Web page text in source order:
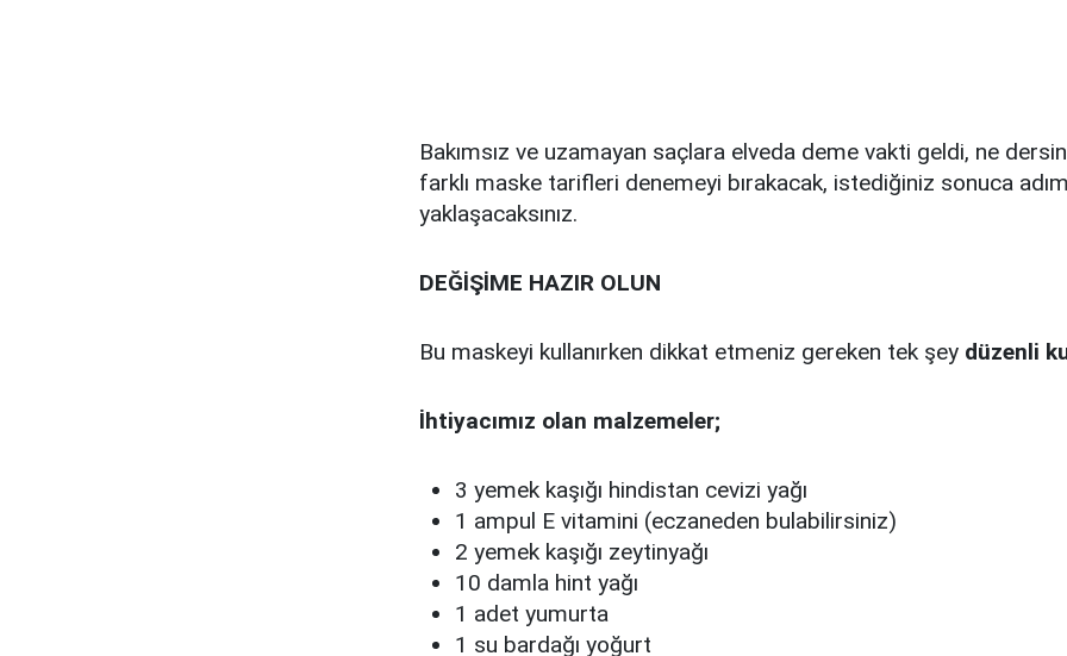
Bakımsız ve uzamayan saçlara elveda deme vakti geldi, ne
farklı maske tarifleri denemeyi bırakacak, istediğiniz sonuca
yaklaşacaksınız.
DEĞİŞİME HAZIR OLUN
Bu maskeyi kullanırken dikkat etmeniz gereken tek şey düzenli
İhtiyacımız olan malzemeler;
3 yemek kaşığı hindistan cevizi yağı
1 ampul E vitamini (eczaneden bulabilirsiniz)
2 yemek kaşığı zeytinyağı
10 damla hint yağı
1 adet yumurta
1 su bardağı yoğurt